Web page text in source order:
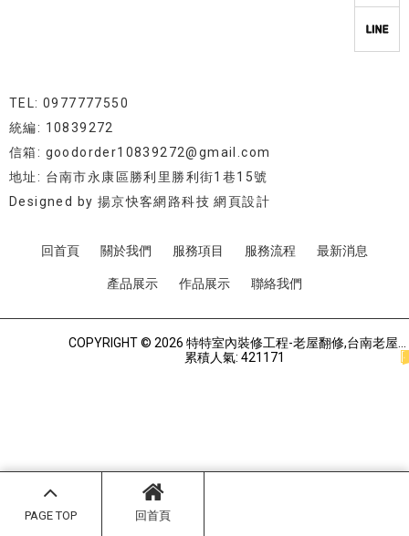
PAGE TOP 回首頁
TEL: 0977777550
統編: 10839272
信箱: goodorder10839272@gmail.com
地址: 台南市永康區勝利里勝利街1巷15號
Designed by 揚京快客網路科技 網頁設計
回首頁 關於我們 服務項目 服務流程 最新消息
產品展示 作品展示 聯絡我們
累積人氣: 421171